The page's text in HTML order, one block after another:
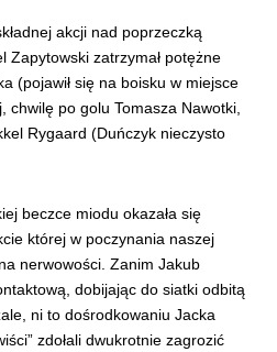
akcji nad poprzeczką
Zapytowski zatrzymał potężne
(pojawił się na boisku w miejsce
chwilę po golu Tomasza Nawotki,
Rygaard (Duńczyk nieczysto
beczce miodu okazała się
której w poczynania naszej
nerwowości. Zanim Jakub
dobijając do siatki odbitą
ni to dośrodkowaniu Jacka
zdołali dwukrotnie zagrozić